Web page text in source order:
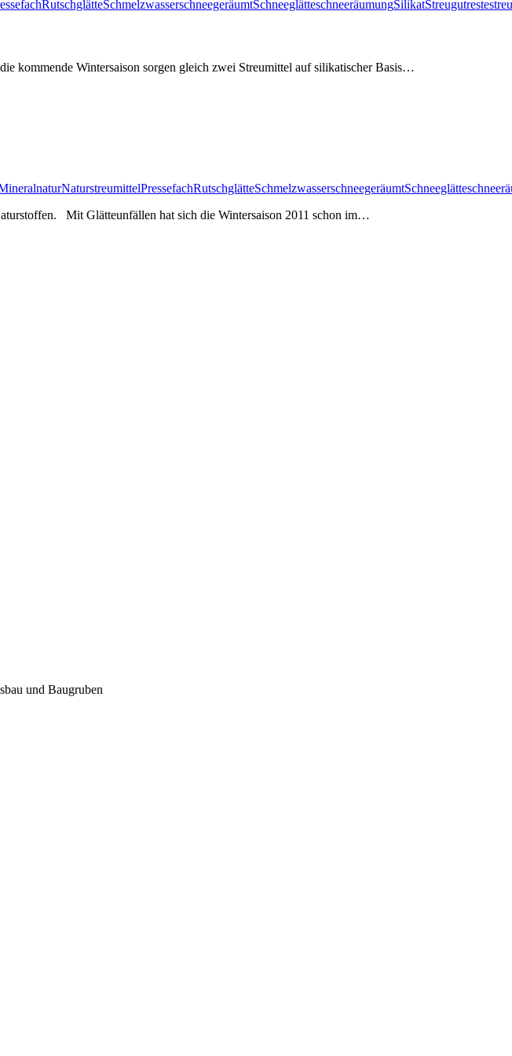
RutschglätteSchmelzwasserschneegeräumtSchneeglätteschneeräumungSilikatStreugutreste
kommende Wintersaison sorgen gleich zwei Streumittel auf silikatischer Basis…
naturNaturstreumittelPressefachRutschglätteSchmelzwasserschneegeräumtSchneeglätte
Mit Glätteunfällen hat sich die Wintersaison 2011 schon im…
und Baugruben